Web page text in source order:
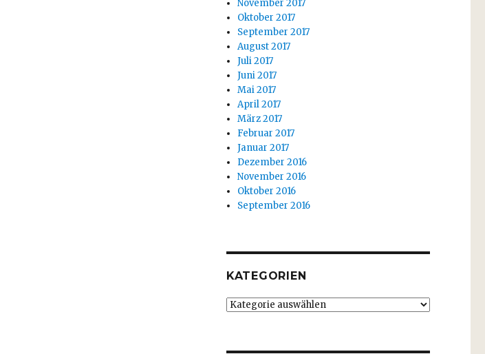
November 2017
Oktober 2017
September 2017
August 2017
Juli 2017
Juni 2017
Mai 2017
April 2017
März 2017
Februar 2017
Januar 2017
Dezember 2016
November 2016
Oktober 2016
September 2016
KATEGORIEN
Kategorien